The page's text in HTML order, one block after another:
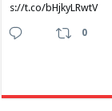
s://t.co/bHjkyLRwtV
0